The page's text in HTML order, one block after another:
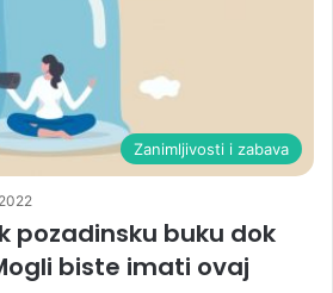
Zanimljivosti i zabava
pozadinsku buku dok
biste imati ovaj